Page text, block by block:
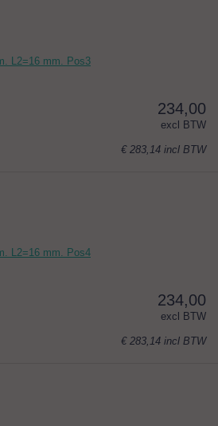
L2=16 mm. Pos3
234,00
excl BTW
€ 283,14 incl BTW
L2=16 mm. Pos4
234,00
excl BTW
€ 283,14 incl BTW